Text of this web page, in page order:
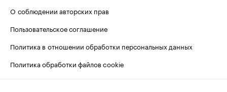
О соблюдении авторских прав
Пользовательское соглашение
Политика в отношении обработки персональных данных
Политика обработки файлов cookie